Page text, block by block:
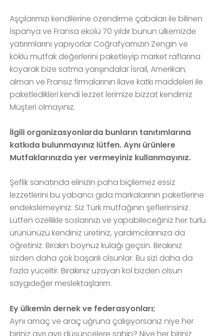
Aşçılarımızı kendilerine özendirme çabaları ile bilinen
İspanya ve Fransa ekolü 70 yıldır bunun ülkemizde
yatırımlarını yapıyorlar Coğrafyamızın Zengin ve
köklü mutfak değerlerini paketleyip market raflarına
koyarak bize satma yarışındalar İsrail, Amerikan,
alman ve Fransız firmalarının ilave katkı maddeleri ile
paketledikleri kendi lezzet lerimize bizzat kendimiz
Müşteri olmayınız.
İlgili organizasyonlarda bunların tanıtımlarına
katkıda bulunmayınız lütfen. Aynı ürünlere
Mutfaklarınızda yer vermeyiniz kullanmayınız.
Şeflik sanatında elinizin paha biçilemez essiz
lezzetlerini bu yabancı gıda markalarının paketlerine
endekslemeyiniz. Siz Türk mutfağının şeflerinsiniz.
Lütfen özellikle soslarınızı ve yapabileceğiniz her türlü
ürününüzü kendiniz üretiniz, yardımcılarınıza da
öğretiniz. Bırakın boynuz kulağı geçsin. Bırakınız
sizden daha çok başarılı olsunlar. Bu sizi daha da
fazla yüceltir. Bırakınız uzayan kol bizden olsun
saygıdeğer meslektaşlarım.
Ey ülkemin dernek ve federasyonları;
Aynı amaç ve araç uğruna çalışıyorsanız niye her
biriniz ayrı ayrı düşüncelere sahip? Niye her biriniz